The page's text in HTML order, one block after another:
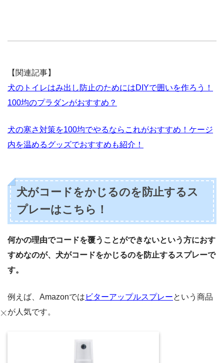
【関連記事】
犬のトイレはみ出し防止のためにはDIYで囲いを作ろう！
100均のプラダンがおすすめ？
犬の寒さ対策を100均でやるならこれがおすすめ！ケージ
内を温めるグッズでおすすめも紹介！
犬がコードをかじるのを防止するス
プレーはこちら！
何かの理由でコードを覆うことができないという方におす
すめなのが、犬がコードをかじるのを防止するスプレーで
す。
例えば、Amazonでは ビターアップルスプレーという商品
が人気です。